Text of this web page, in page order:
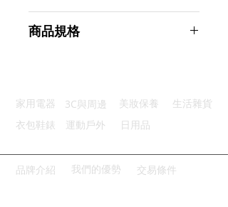
省時省力：單手按壓即可擠出泡沫
商品規格
主要材質：塑膠
商品尺寸：14.5*11.5*10cm
產地名稱：中國大陸
代理商：亞桓有限公司
家用電器 3C與周邊 美妝保養
生活雜貨
衣包鞋錶
運動戶外 日用品
品牌介紹 我們的優勢 交易條件